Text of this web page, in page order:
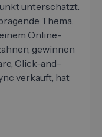
unterschätzt.
Thema.
Online-
gewinnen
Click-and-
verkauft, hat